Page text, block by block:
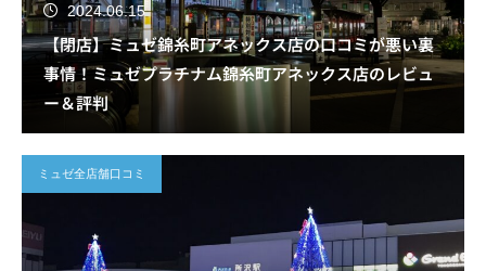
2024.06.15
【閉店】ミュゼ錦糸町アネックス店の口コミが悪い裏
事情！ミュゼプラチナム錦糸町アネックス店のレビュ
ー＆評判
ミュゼ全店舗口コミ